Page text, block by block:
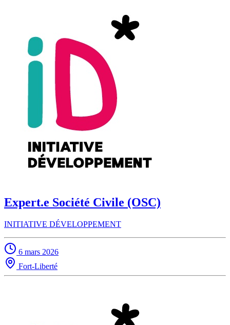
Expert.e Société Civile (OSC)
INITIATIVE DÉVELOPPEMENT
6 mars 2026
Fort-Liberté